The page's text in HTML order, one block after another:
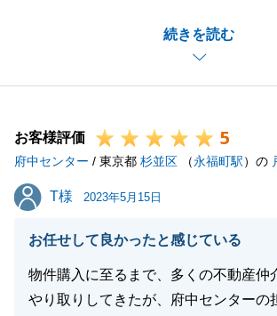
続きを読む
購入を頂き、何よりでございました。
今後も、ハウスメーカー様との打ち合
等もございます。
じます。
何卒、宜しくお願い申し上げます。
閉じる
お客様評価 5
府中センター / 東京都 杉並区 （永福町駅）の
T様
T様 2023年5月15日
お任せして良かったと感じている
物件購入に至るまで、多くの不動産仲
やり取りしてきたが、府中センターの